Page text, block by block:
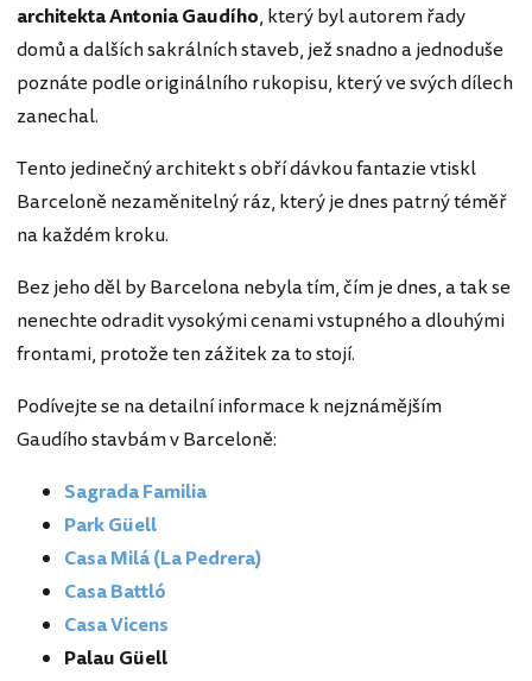
architekta Antonia Gaudího, který byl autorem řady
domů a dalších sakrálních staveb, jež snadno a jednoduše
poznáte podle originálního rukopisu, který ve svých dílech
zanechal.
Tento jedinečný architekt s obří dávkou fantazie vtiskl
Barceloně nezaměnitelný ráz, který je dnes patrný téměř
na každém kroku.
Bez jeho děl by Barcelona nebyla tím, čím je dnes, a tak se
nenechte odradit vysokými cenami vstupného a dlouhými
frontami, protože ten zážitek za to stojí.
Podívejte se na detailní informace k nejznámějším
Gaudího stavbám v Barceloně:
Sagrada Familia
Park Güell
Casa Milá (La Pedrera)
Casa Battló
Casa Vicens
Palau Güell